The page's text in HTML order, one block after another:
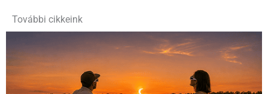
További cikkeink